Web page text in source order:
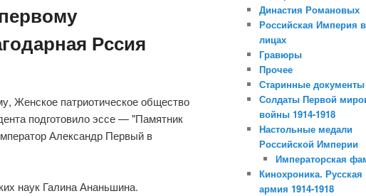
Рссия
Женское патриотическое общество
подготовило эссе — "Памятник
Александр Первый в
наук Галина Ананьшина.
Династия Романовых
Российская Империя в
лицах
Гравюры
Прочее
Старинные документы
Солдаты Первой
войны 1914-1918
Настольные медали
Российской Империи
Императорская
Кинохроника. Русская
армия 1914-1918